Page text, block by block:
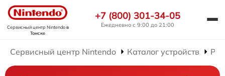
Сервисный центр Nintendoв
Томске
+7 (800) 301-34-05
Ежедневно с 9:00 до 21:00
Сервисный центр Nintendo Каталог устройств